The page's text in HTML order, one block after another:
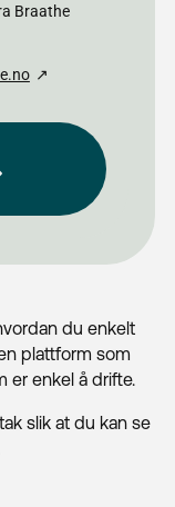
Braathe
du enkelt
plattform som
er enkel å drifte.
slik at du kan se